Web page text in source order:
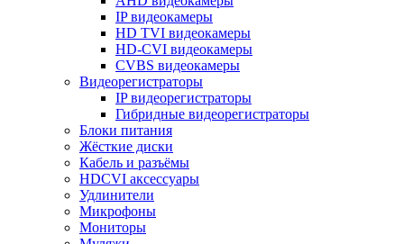
IP видеокамеры
HD TVI видеокамеры
HD-CVI видеокамеры
CVBS видеокамеры
Видеорегистраторы
IP видеорегистраторы
Гибридные видеорегистраторы
Блоки питания
Жёсткие диски
Кабель и разъёмы
HDCVI аксессуары
Удлинители
Микрофоны
Мониторы